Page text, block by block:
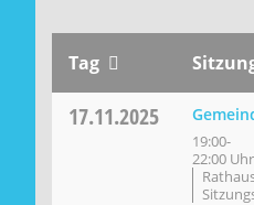
Tag
17.11.2025
19:00-
22:00 Uhr